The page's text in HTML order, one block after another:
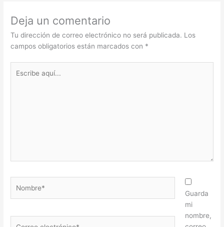
Deja un comentario
Tu dirección de correo electrónico no será publicada. Los
campos obligatorios están marcados con *
aquí...
Guarda
mi
nombre,